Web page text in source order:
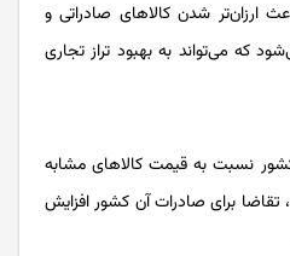
ارزان‌تر شدن کالاهای صادراتی و
که می‌تواند به بهبود تراز تجاری
نسبت به قیمت کالاهای مشابه
تقاضا برای صادرات آن کشور افزایش